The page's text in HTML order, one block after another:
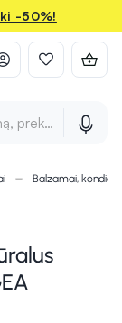
-50%!
prekės ženklą ir
Balzamai,